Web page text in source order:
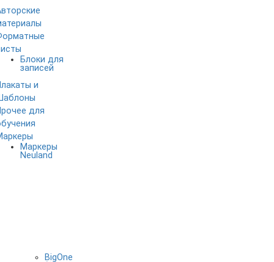
Блоки для
записей
и
для
Маркеры
Neuland
BigOne